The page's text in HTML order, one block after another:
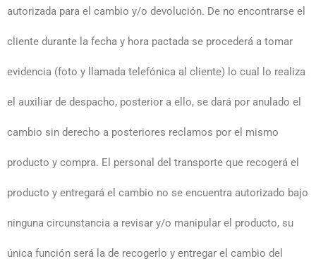
autorizada para el cambio y/o devolución. De no encontrarse el
cliente durante la fecha y hora pactada se procederá a tomar
evidencia (foto y llamada telefónica al cliente) lo cual lo realiza
el auxiliar de despacho, posterior a ello, se dará por anulado el
cambio sin derecho a posteriores reclamos por el mismo
producto y compra. El personal del transporte que recogerá el
producto y entregará el cambio no se encuentra autorizado bajo
ninguna circunstancia a revisar y/o manipular el producto, su
única función será la de recogerlo y entregar el cambio del